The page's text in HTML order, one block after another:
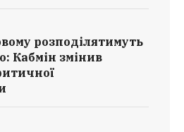
розподілятимуть
Кабмін змінив